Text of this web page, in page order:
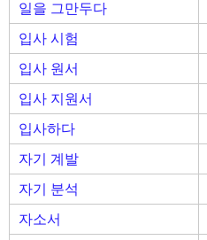
일을 그만두다
입사 시험
입사 원서
입사 지원서
입사하다
자기 계발
자기 분석
자소서